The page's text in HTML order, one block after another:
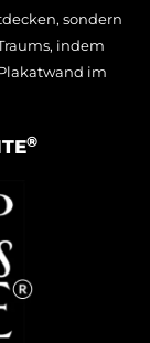
sondern
indem
im
®